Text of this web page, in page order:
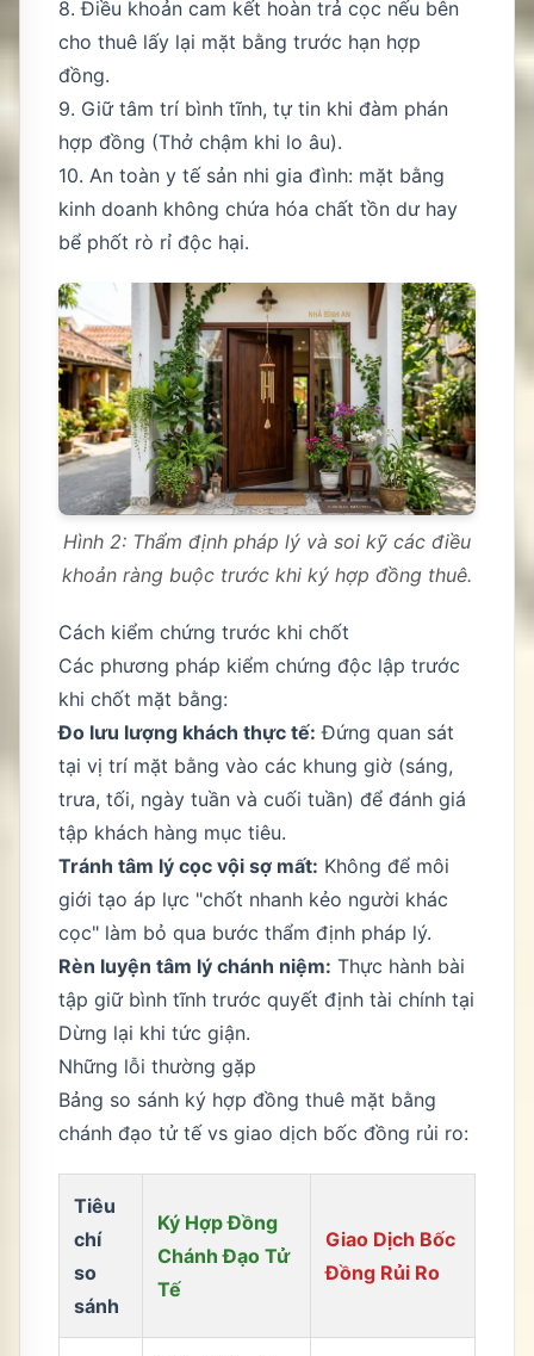
8. Điều khoản cam kết hoàn trả cọc nếu bên
cho thuê lấy lại mặt bằng trước hạn hợp
đồng.
9. Giữ tâm trí bình tĩnh, tự tin khi đàm phán
hợp đồng (Thở chậm khi lo âu).
10. An toàn y tế sản nhi gia đình: mặt bằng
kinh doanh không chứa hóa chất tồn dư hay
bể phốt rò rỉ độc hại.
Hình 2: Thẩm định pháp lý và soi kỹ các điều
khoản ràng buộc trước khi ký hợp đồng thuê.
Cách kiểm chứng trước khi chốt
Các phương pháp kiểm chứng độc lập trước
khi chốt mặt bằng:
Đo lưu lượng khách thực tế: Đứng quan sát
tại vị trí mặt bằng vào các khung giờ (sáng,
trưa, tối, ngày tuần và cuối tuần) để đánh giá
tập khách hàng mục tiêu.
Tránh tâm lý cọc vội sợ mất: Không để môi
giới tạo áp lực "chốt nhanh kẻo người khác
cọc" làm bỏ qua bước thẩm định pháp lý.
Rèn luyện tâm lý chánh niệm: Thực hành bài
tập giữ bình tĩnh trước quyết định tài chính tại
Dừng lại khi tức giận.
Những lỗi thường gặp
Bảng so sánh ký hợp đồng thuê mặt bằng
chánh đạo tử tế vs giao dịch bốc đồng rủi ro:
Tiêu
chí
so
sánh
Ký Hợp Đồng
Chánh Đạo Tử
Tế
Giao Dịch Bốc
Đồng Rủi Ro